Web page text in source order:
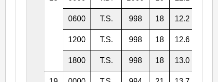
0600 T.S. 998 18 12.2
1200 T.S. 998 18 12.6
1800 T.S. 998 18 13.0